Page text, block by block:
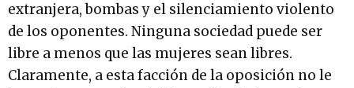
extranjera, bombas y el silenciamiento violento
de los oponentes. Ninguna sociedad puede ser
libre a menos que las mujeres sean libres.
Claramente, a esta facción de la oposición no le